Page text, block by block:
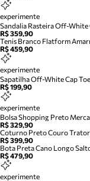
experimente
Sandalia Rasteira Off-White
R$ 359,90
Tenis Branco Flatform
R$ 459,90
experimente
Sapatilha Off-White Cap
R$ 199,90
experimente
Bolsa Shopping Preto
R$ 329,90
Coturno Preto Couro
R$ 399,90
Bota Preta Cano Longo
R$ 479,90
experimente